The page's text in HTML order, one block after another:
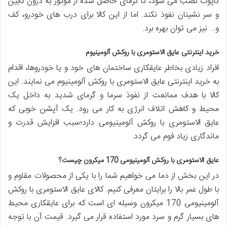
و سر نشینان نفوذ نکند. اما از این کالا برای درب های خودرو، کف
و… نیز می توان بهره برد.
خرید اینترنتی عایق الاستومری با روکش آلومینیوم
افراد زیادی بخاطر عایقکاری ساختمان های خود و یا خودروها، اقدام
به خرید اینترنتی عایق الاستومری با روکش آلومینیوم می نمایند. این
کالا با هدف ممانعت از نفوذ سرما و گرمای شدید به داخل یک
محیط و کاهش اتلاف انرژی به کار می رود. یک آپشن خوبی که
عایق الاستومری با روکش آلومینیومی دارد؛سبب افزایش قدرت و
ماندگاری زیاد فوم می گردد.
عایق الاستومری با روکش آلومینیومی 170 میکرون چیست؟
در این بخش از دما می خواهیم شما را با یکی از محصولات مقاوم و
با طول عمر بالا را برایتان معرفی کنیم. کالای عایق الاستومری با روکش
آلومینیومی 170 میکرون وسیله ای است که برای عایقکاری محیط
های بسیار گرم و سرد مورد استفاده قرار می گیرد. قیمت آن با توجه